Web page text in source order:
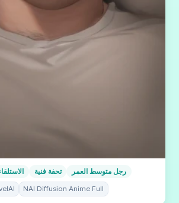
تحفة فنية رجل متوسط العمر
NAI Diffusion Anime Full